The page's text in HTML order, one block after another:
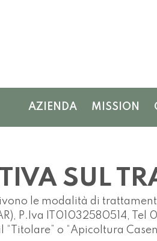
AZIENDA MISSION
SUL
le modalità di
P.Iva IT01032580514,
“Titolare” o “Apicoltura